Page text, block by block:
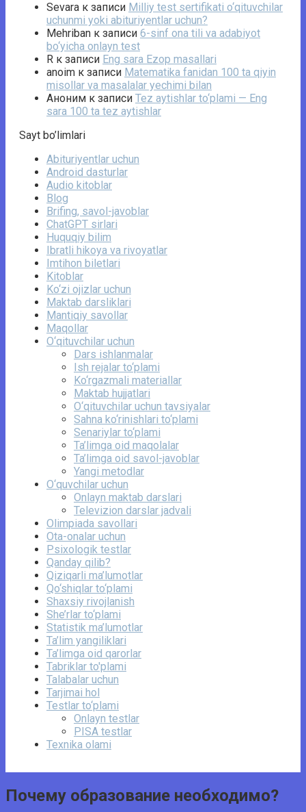
Sevara к записи Milliy test sertifikati o‘qituvchilar
uchunmi yoki abituriyentlar uchun?
Mehriban к записи 6-sinf ona tili va adabiyot
bo‘yicha onlayn test
R к записи Eng sara Ezop masallari
anoim к записи Matematika fanidan 100 ta qiyin
misollar va masalalar yechimi bilan
Аноним к записи Tez aytishlar to‘plami — Eng
sara 100 ta tez aytishlar
Sayt bo’limlari
Abituriyentlar uchun
Android dasturlar
Audio kitoblar
Blog
Brifing, savol-javoblar
ChatGPT sirlari
Huquqiy bilim
Ibratli hikoya va rivoyatlar
Imtihon biletlari
Kitoblar
Ko‘zi ojizlar uchun
Maktab darsliklari
Mantiqiy savollar
Maqollar
O‘qituvchilar uchun
Dars ishlanmalar
Ish rejalar to‘plami
Ko‘rgazmali materiallar
Maktab hujjatlari
O‘qituvchilar uchun tavsiyalar
Sahna ko‘rinishlari to‘plami
Senariylar to‘plami
Ta’limga oid maqolalar
Ta’limga oid savol-javoblar
Yangi metodlar
O‘quvchilar uchun
Onlayn maktab darslari
Televizion darslar jadvali
Olimpiada savollari
Ota-onalar uchun
Psixologik testlar
Qanday qilib?
Qiziqarli ma’lumotlar
Qo‘shiqlar to‘plami
Shaxsiy rivojlanish
She’rlar to‘plami
Statistik ma’lumotlar
Ta’lim yangiliklari
Ta’limga oid qarorlar
Tabriklar to'plami
Talabalar uchun
Tarjimai hol
Testlar to‘plami
Onlayn testlar
PISA testlar
Texnika olami
Почему образование необходимо?